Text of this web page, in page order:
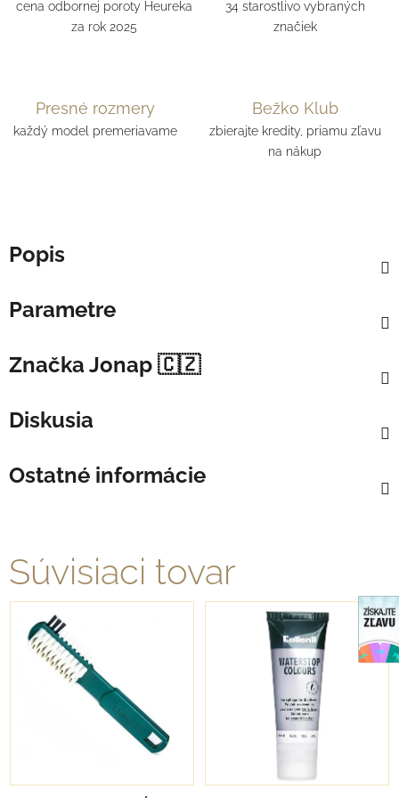
cena odbornej poroty Heureka
za rok 2025
34 starostlivo vybraných
značiek
Presné rozmery
každý model premeriavame
Bežko Klub
zbierajte kredity, priamu zľavu
na nákup
Popis
Parametre
Značka Jonap 🇨🇿
Diskusia
Ostatné informácie
Súvisiaci tovar